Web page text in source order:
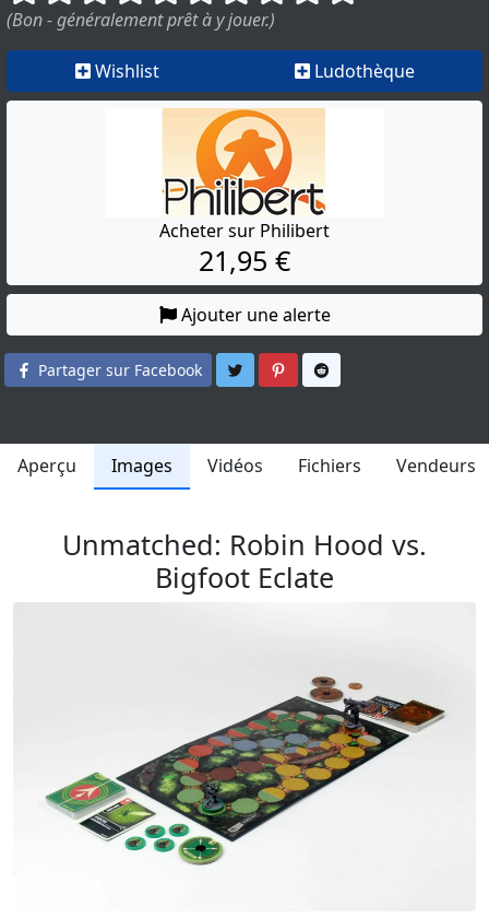
(Bon - généralement prêt à y jouer.)
Wishlist Ludothèque
Acheter sur Philibert
21,95 €
Ajouter une alerte
Partager sur Facebook Partager sur Twitter
Partager sur Pinterest
Aperçu Images Vidéos Fichiers Vendeurs
Unmatched: Robin Hood vs.
Bigfoot Eclate